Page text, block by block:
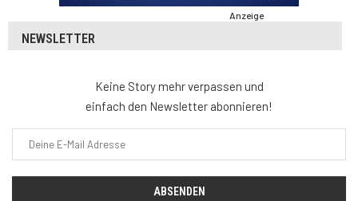
Anzeige
NEWSLETTER
Keine Story mehr verpassen und
einfach den Newsletter abonnieren!